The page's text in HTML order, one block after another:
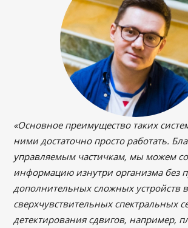
«Основное преимущество таких
ними достаточно просто работать.
управляемым частичкам, мы можем
информацию изнутри организма без
дополнительных сложных устройств
сверхчувствительных спектральных
детектирования сдвигов, например,